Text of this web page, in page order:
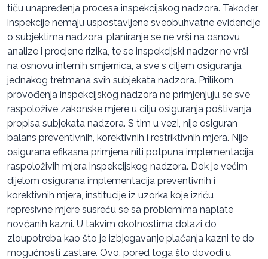
tiču unapređenja procesa inspekcijskog nadzora. Također,
inspekcije nemaju uspostavljene sveobuhvatne evidencije
o subjektima nadzora, planiranje se ne vrši na osnovu
analize i procjene rizika, te se inspekcijski nadzor ne vrši
na osnovu internih smjernica, a sve s ciljem osiguranja
jednakog tretmana svih subjekata nadzora. Prilikom
provođenja inspekcijskog nadzora ne primjenjuju se sve
raspoložive zakonske mjere u cilju osiguranja poštivanja
propisa subjekata nadzora. S tim u vezi, nije osiguran
balans preventivnih, korektivnih i restriktivnih mjera. Nije
osigurana efikasna primjena niti potpuna implementacija
raspoloživih mjera inspekcijskog nadzora. Dok je većim
dijelom osigurana implementacija preventivnih i
korektivnih mjera, institucije iz uzorka koje izriču
represivne mjere susreću se sa problemima naplate
novčanih kazni. U takvim okolnostima dolazi do
zloupotreba kao što je izbjegavanje plaćanja kazni te do
mogućnosti zastare. Ovo, pored toga što dovodi u